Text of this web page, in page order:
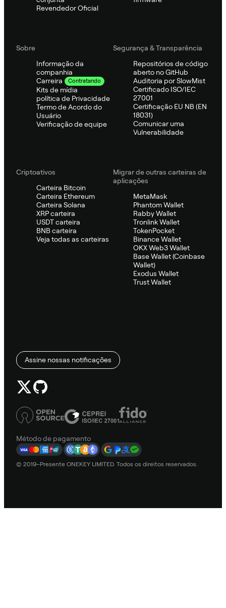
Revendedor Oficial
Sobre
Informação da
companhia
Carreira
Contratando
Kits de mídia
política de Privacidade
Termo de Acordo do
Usuário
Verificação de equipe
Segurança & Transparência
Repositórios de código
aberto no GitHub
Auditoria por SlowMist
Certificado ISO/IEC
27001
Certificação EU NB (EN
18031)
Comunicar uma
Vulnerabilidade
Criptoativos
Carteira Bitcoin
Carteira Ethereum
Carteira Solana
XRP carteira
USDT carteira
BNB carteira
Veja todas as carteiras
Migrar de outras carteiras de
aplicações
MetaMask
Phantom Wallet
Rabby Wallet
Tronlink Wallet
TokenPocket
Binance Wallet
OKX Web3 Wallet
Base Wallet (Coinbase
Wallet)
Exodus Wallet
Trust Wallet
Assine nossas notificações
Método de pagamento
© 2019–Presente ONEKEY LIMITED. Todos os direitos reservados.